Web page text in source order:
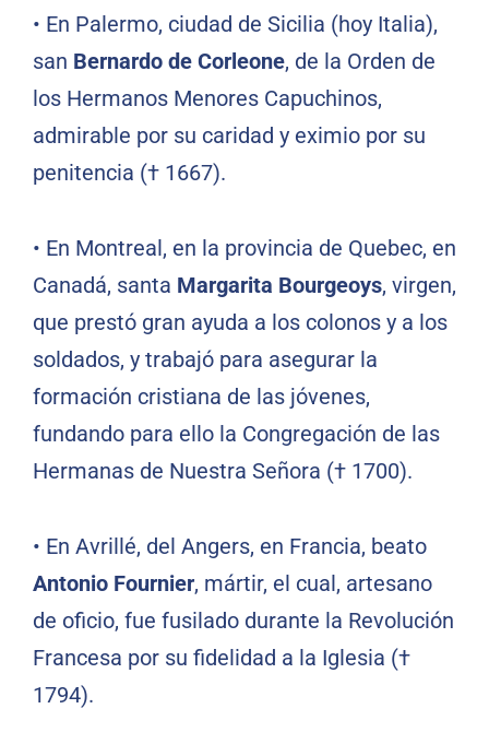
• En Palermo, ciudad de Sicilia (hoy Italia),
san Bernardo de Corleone, de la Orden de
los Hermanos Menores Capuchinos,
admirable por su caridad y eximio por su
penitencia († 1667).
• En Montreal, en la provincia de Quebec, en
Canadá, santa Margarita Bourgeoys, virgen,
que prestó gran ayuda a los colonos y a los
soldados, y trabajó para asegurar la
formación cristiana de las jóvenes,
fundando para ello la Congregación de las
Hermanas de Nuestra Señora († 1700).
• En Avrillé, del Angers, en Francia, beato
Antonio Fournier, mártir, el cual, artesano
de oficio, fue fusilado durante la Revolución
Francesa por su fidelidad a la Iglesia (†
1794).